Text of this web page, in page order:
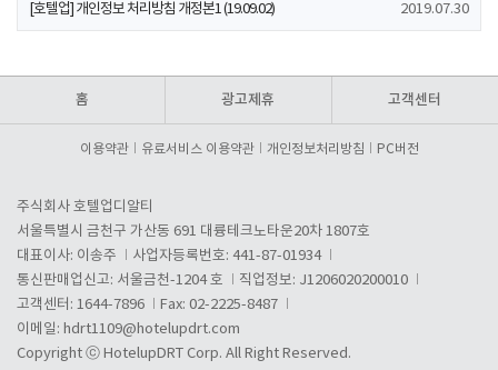
[호텔업] 개인정보 처리방침 개정본1 (19.09.02) 2019.07.30
홈 광고제휴 고객센터
이용약관 유료서비스 이용약관 개인정보처리방침 PC버전
주식회사 호텔업디알티
서울특별시 금천구 가산동 691 대륭테크노타운20차 1807호
대표이사: 이송주
사업자등록번호: 441-87-01934
통신판매업신고: 서울금천-1204 호
직업정보: J1206020200010
고객센터: 1644-7896
Fax: 02-2225-8487
이메일: hdrt1109@hotelupdrt.com
Copyright ⓒ HotelupDRT Corp. All Right Reserved.